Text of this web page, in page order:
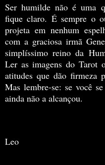
Ser humilde não é uma
fique claro. É sempre o
projeta em nenhum
com a graciosa irmã
simplíssimo reino da
Ler as imagens do Tarot
atitudes que dão firmeza
Mas lembre-se: se você
ainda não a alcançou.
Leo